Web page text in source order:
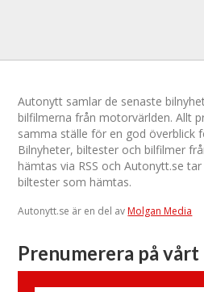
Autonytt samlar de senaste
bilfilmerna från motorvärlden. Allt
samma ställe för en god överblick
Bilnyheter, biltester och bilfilmer
hämtas via RSS och Autonytt.se
biltester som hämtas.
Autonytt.se är en del avMolgan Media
Prenumerera på